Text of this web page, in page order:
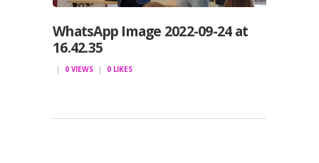
WhatsApp Image 2022-09-24 at
16.42.35
0 VIEWS 0 LIKES